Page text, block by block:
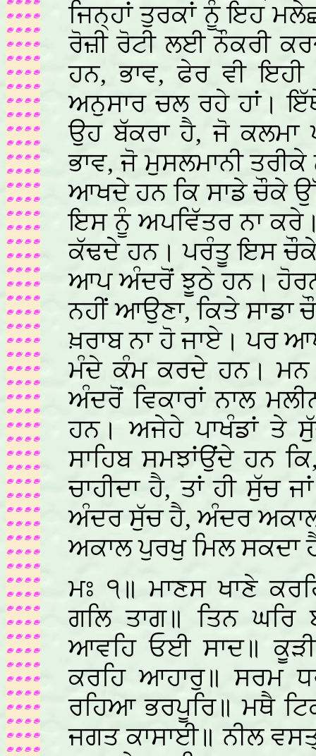
ਜਿਨ੍ਹਾਂ ਤੁਰਕਾਂ ਨੂੰ ਇਹ
ਰੋਜ਼ੀ ਰੋਟੀ ਲਈ ਨੌਕਰੀ
ਹਨ, ਭਾਵ, ਫੇਰ ਵੀ
ਅਨੁਸਾਰ ਚਲ ਰਹੇ ਹਾਂ।
ਉਹ ਬੱਕਰਾ ਹੈ, ਜੋ
ਭਾਵ, ਜੋ ਮੁਸਲਮਾਨੀ
ਆਖਦੇ ਹਨ ਕਿ ਸਾਡੇ ਚੌਕੇ
ਇਸ ਨੂੰ ਅਪਵਿੱਤਰ ਨਾ
ਕੱਢਦੇ ਹਨ। ਪਰੰਤੂ ਇਸ
ਆਪ ਅੰਦਰੋਂ ਝੂਠੇ ਹਨ।
ਨਹੀਂ ਆਉਣਾ, ਕਿਤੇ ਸਾਡਾ
ਖ਼ਰਾਬ ਨਾ ਹੋ ਜਾਏ। ਪਰ
ਮੰਦੇ ਕੰਮ ਕਰਦੇ ਹਨ। ਮਨ
ਅੰਦਰੋਂ ਵਿਕਾਰਾਂ ਨਾਲ
ਹਨ। ਅਜੇਹੇ ਪਾਖੰਡਾਂ ਤੇ
ਸਾਹਿਬ ਸਮਝਾਂਉਂਦੇ ਹਨ
ਚਾਹੀਦਾ ਹੈ, ਤਾਂ ਹੀ ਸੁੱਚ
ਅੰਦਰ ਸੁੱਚ ਹੈ, ਅੰਦਰ ਅਕਾਲ
ਅਕਾਲ ਪੁਰਖੁ ਮਿਲ ਸਕਦਾ
ਮਃ ੧॥ ਮਾਣਸ ਖਾਣੇ
ਗਲਿ ਤਾਗ॥ ਤਿਨ ਘਰਿ
ਆਵਹਿ ਓਈ ਸਾਦ॥ ਕੂੜੀ
ਕਰਹਿ ਆਹਾਰੁ॥ ਸਰਮ
ਰਹਿਆ ਭਰਪੂਰਿ॥ ਮਥੈ
ਜਗਤ ਕਾਸਾਈ॥ ਨੀਲ